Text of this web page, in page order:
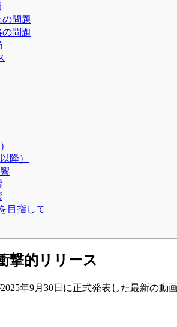
問題
の問題
降）
目指して
撃的リリース
年9月30日に正式発表した最新の